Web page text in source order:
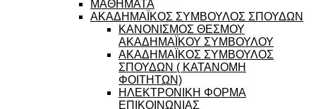
ΜΑΘΗΜΑΤΑ
ΑΚΑΔΗΜΑΪΚΟΣ ΣΥΜΒΟΥΛΟΣ ΣΠΟΥΔΩΝ
ΚΑΝΟΝΙΣΜΟΣ ΘΕΣΜΟΥ
ΑΚΑΔΗΜΑΪΚΟΥ ΣΥΜΒΟΥΛΟΥ
ΑΚΑΔΗΜΑΪΚΟΣ ΣΥΜΒΟΥΛΟΣ
ΣΠΟΥΔΩΝ ( ΚΑΤΑΝΟΜΗ
ΦΟΙΤΗΤΩΝ)
ΗΛΕΚΤΡΟΝΙΚΗ ΦΟΡΜΑ
ΕΠΙΚΟΙΝΩΝΙΑΣ